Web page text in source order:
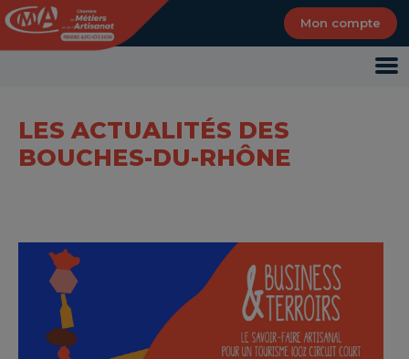
Mon compte
LES ACTUALITÉS DES
BOUCHES-DU-RHÔNE
Panneau de gestion des cookies